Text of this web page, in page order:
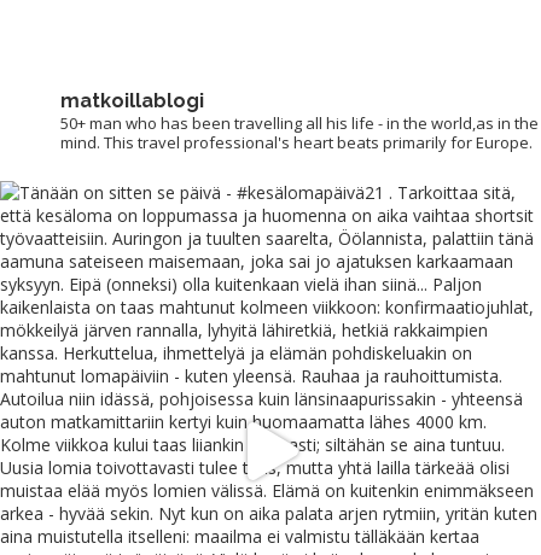
matkoillablogi
50+ man who has been travelling all his life - in the world,as in the
mind. This travel professional's heart beats primarily for Europe.